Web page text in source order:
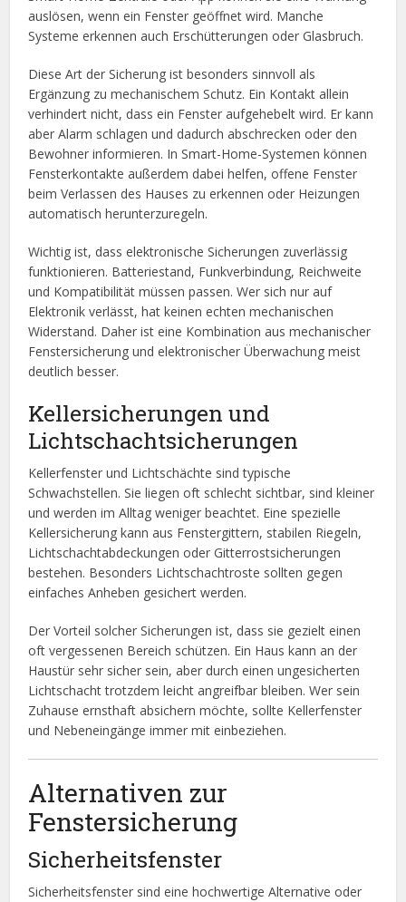
auslösen, wenn ein Fenster geöffnet wird. Manche
Systeme erkennen auch Erschütterungen oder Glasbruch.
Diese Art der Sicherung ist besonders sinnvoll als
Ergänzung zu mechanischem Schutz. Ein Kontakt allein
verhindert nicht, dass ein Fenster aufgehebelt wird. Er kann
aber Alarm schlagen und dadurch abschrecken oder den
Bewohner informieren. In Smart-Home-Systemen können
Fensterkontakte außerdem dabei helfen, offene Fenster
beim Verlassen des Hauses zu erkennen oder Heizungen
automatisch herunterzuregeln.
Wichtig ist, dass elektronische Sicherungen zuverlässig
funktionieren. Batteriestand, Funkverbindung, Reichweite
und Kompatibilität müssen passen. Wer sich nur auf
Elektronik verlässt, hat keinen echten mechanischen
Widerstand. Daher ist eine Kombination aus mechanischer
Fenstersicherung und elektronischer Überwachung meist
deutlich besser.
Kellersicherungen und
Lichtschachtsicherungen
Kellerfenster und Lichtschächte sind typische
Schwachstellen. Sie liegen oft schlecht sichtbar, sind kleiner
und werden im Alltag weniger beachtet. Eine spezielle
Kellersicherung kann aus Fenstergittern, stabilen Riegeln,
Lichtschachtabdeckungen oder Gitterrostsicherungen
bestehen. Besonders Lichtschachtroste sollten gegen
einfaches Anheben gesichert werden.
Der Vorteil solcher Sicherungen ist, dass sie gezielt einen
oft vergessenen Bereich schützen. Ein Haus kann an der
Haustür sehr sicher sein, aber durch einen ungesicherten
Lichtschacht trotzdem leicht angreifbar bleiben. Wer sein
Zuhause ernsthaft absichern möchte, sollte Kellerfenster
und Nebeneingänge immer mit einbeziehen.
Alternativen zur
Fenstersicherung
Sicherheitsfenster
Sicherheitsfenster sind eine hochwertige Alternative oder